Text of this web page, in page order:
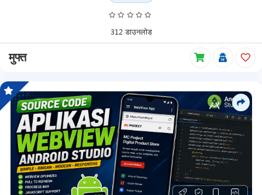
312 डाउनलोड
मुफ्त